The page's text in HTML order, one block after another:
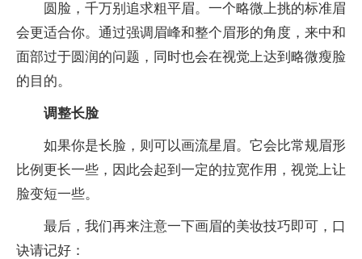
圆脸，千万别追求粗平眉。一个略微上挑的标准眉
会更适合你。通过强调眉峰和整个眉形的角度，来中和
面部过于圆润的问题，同时也会在视觉上达到略微瘦脸
的目的。
调整长脸
如果你是长脸，则可以画流星眉。它会比常规眉形
比例更长一些，因此会起到一定的拉宽作用，视觉上让
脸变短一些。
最后，我们再来注意一下画眉的美妆技巧即可，口
诀请记好：